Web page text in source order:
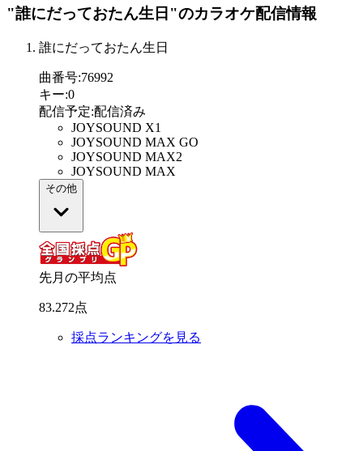
"誰にだっておたん生日"のカラオケ配信情報
誰にだっておたん生日
曲番号:76992
キー:0
配信予定:配信済み
JOYSOUND X1
JOYSOUND MAX GO
JOYSOUND MAX2
JOYSOUND MAX
その他
先月の平均点
83.272点
採点ランキングを見る